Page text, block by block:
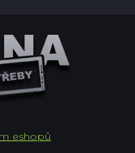
eshopů